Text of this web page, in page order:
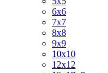
6x6
7x7
8x8
9x9
10x10
12x12